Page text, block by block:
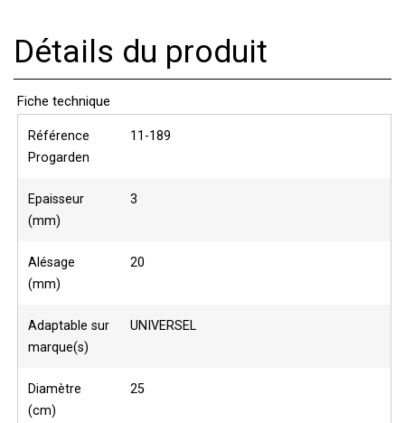
Détails du produit
Fiche technique
Référence
Progarden
11-189
Epaisseur
(mm)
3
Alésage
(mm)
20
Adaptable sur
marque(s)
UNIVERSEL
Diamètre
(cm)
25